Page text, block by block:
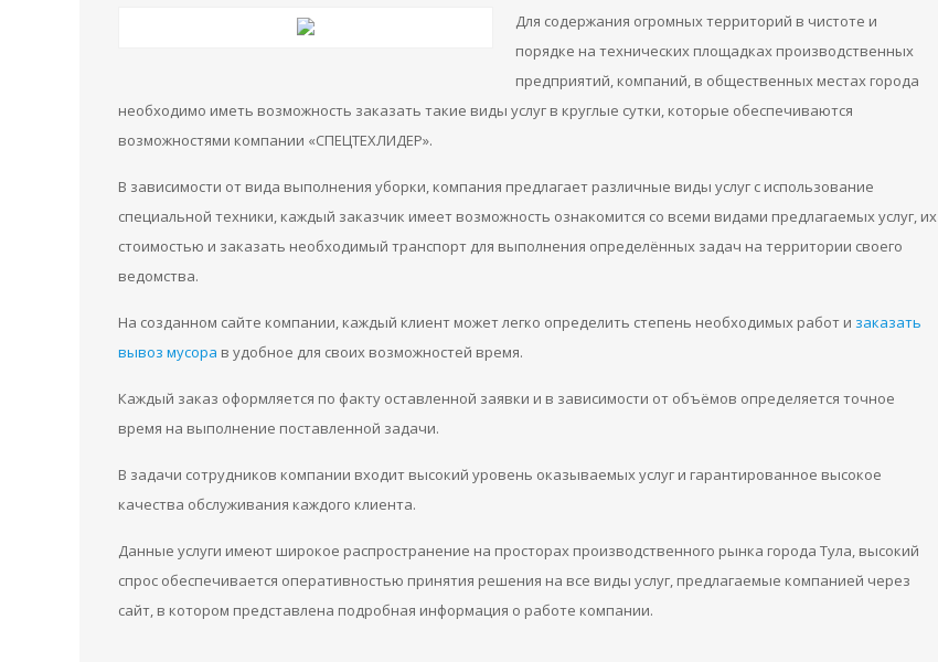
Для содержания огромных территорий в чистоте и
порядке на технических площадках производственных
предприятий, компаний, в общественных местах города
необходимо иметь возможность заказать такие виды услуг в круглые сутки, которые обеспечиваются
возможностями компании «СПЕЦТЕХЛИДЕР».
В зависимости от вида выполнения уборки, компания предлагает различные виды услуг с использование
специальной техники, каждый заказчик имеет возможность ознакомится со всеми видами предлагаемых услуг, их
стоимостью и заказать необходимый транспорт для выполнения определённых задач на территории своего
ведомства.
На созданном сайте компании, каждый клиент может легко определить степень необходимых работ и заказать
вывоз мусора в удобное для своих возможностей время.
Каждый заказ оформляется по факту оставленной заявки и в зависимости от объёмов определяется точное
время на выполнение поставленной задачи.
В задачи сотрудников компании входит высокий уровень оказываемых услуг и гарантированное высокое
качества обслуживания каждого клиента.
Данные услуги имеют широкое распространение на просторах производственного рынка города Тула, высокий
спрос обеспечивается оперативностью принятия решения на все виды услуг, предлагаемые компанией через
сайт, в котором представлена подробная информация о работе компании.